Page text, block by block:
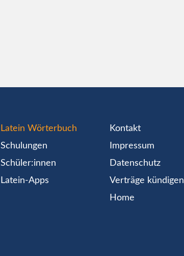
Latein Wörterbuch
Schulungen
Schüler:innen
Latein-Apps
Kontakt
Impressum
Datenschutz
Verträge kündigen
Home